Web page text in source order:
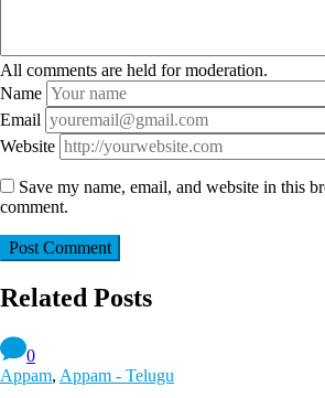
All comments are held for moderation.
Name
Email
Website
Save my name, email, and website in this
comment.
Related Posts
0
Appam, Appam - Telugu